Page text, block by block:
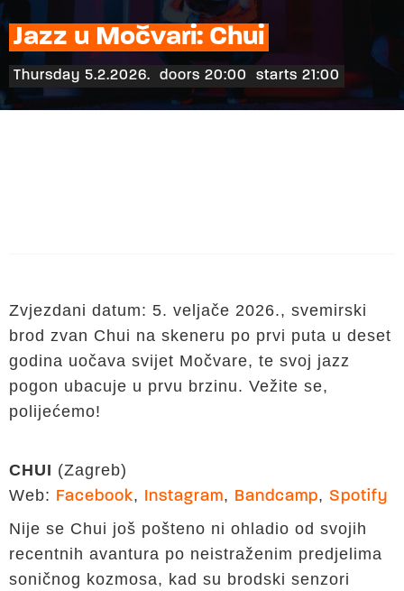
Jazz u Močvari: Chui
Thursday 5.2.2026. doors 20:00 starts 21:00
Zvjezdani datum: 5. veljače 2026., svemirski
brod zvan Chui na skeneru po prvi puta u deset
godina uočava svijet Močvare, te svoj jazz
pogon ubacuje u prvu brzinu. Vežite se,
polijećemo!
CHUI (Zagreb)
Web: Facebook, Instagram, Bandcamp, Spotify
Nije se Chui još pošteno ni ohladio od svojih
recentnih avantura po neistraženim predjelima
soničnog kozmosa, kad su brodski senzori